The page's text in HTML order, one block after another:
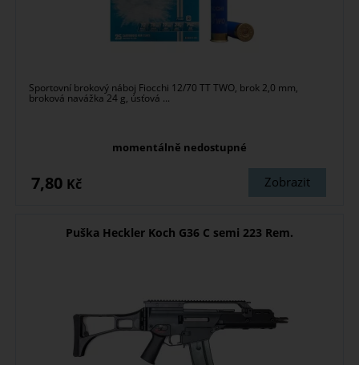
Sportovní brokový náboj Fiocchi 12/70 TT TWO, brok 2,0 mm,
broková navážka 24 g, úsťová ...
momentálně nedostupné
Zobrazit
7,80 Kč
Puška Heckler Koch G36 C semi 223 Rem.